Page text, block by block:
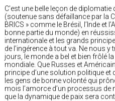
C’est une belle leçon de diplomatie
(soutenue sans défaillance par la
BRICS » comme le Brésil, l’Inde et
bonne partie du monde) en
internationale et les grands
de l’ingérence à tout va. Ne nous
jours, le monde a bel et bien frôlé
mondiale. Que Russes et
principe d’une solution politique
les gens de bonne volonté qui
mois l’amorce d’un processus de
que la dynamique de paix sera